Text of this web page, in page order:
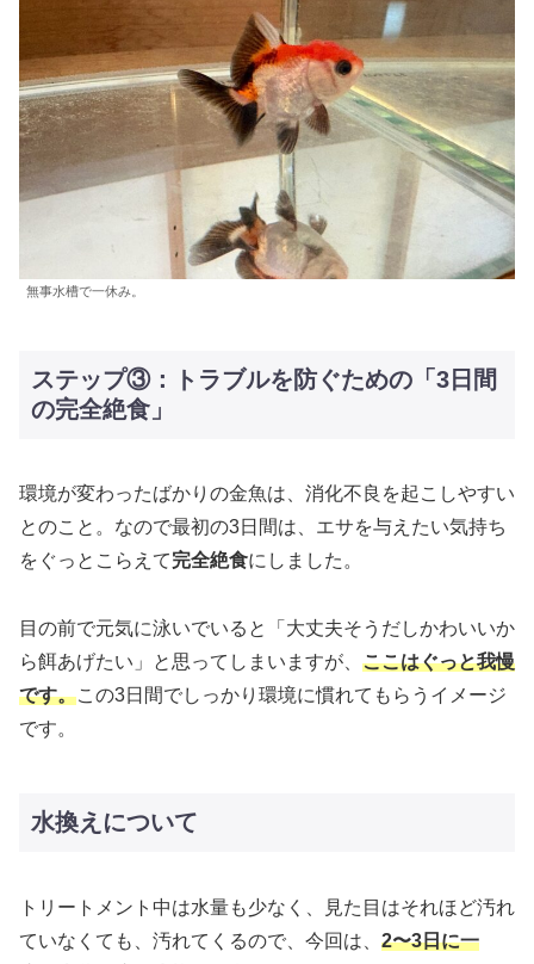
無事水槽で一休み。
ステップ③：トラブルを防ぐための「3日間
の完全絶食」
環境が変わったばかりの金魚は、消化不良を起こしやすい
とのこと。なので最初の3日間は、エサを与えたい気持ち
をぐっとこらえて完全絶食にしました。
目の前で元気に泳いでいると「大丈夫そうだしかわいいか
ら餌あげたい」と思ってしまいますが、 ここはぐっと我慢
です。この3日間でしっかり環境に慣れてもらうイメージ
です。
水換えについて
トリートメント中は水量も少なく、見た目はそれほど汚れ
ていなくても、汚れてくるので、今回は、 2〜3日に一